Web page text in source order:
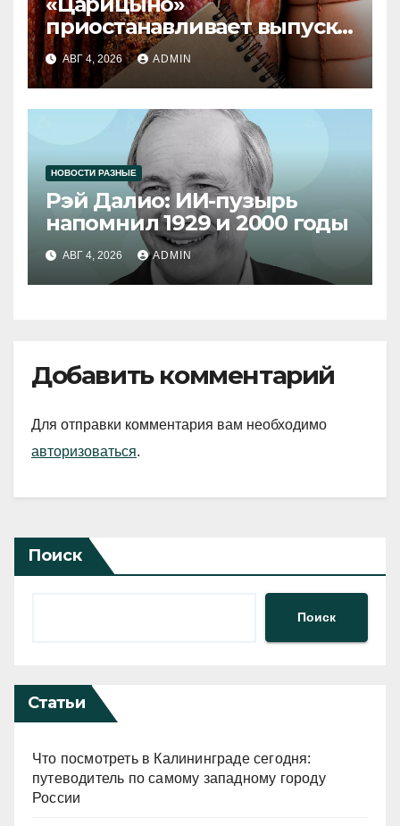
приостанавливает выпуск
продукции
АВГ 4, 2026 ADMIN
НОВОСТИ РАЗНЫЕ
Рэй Далио: ИИ-пузырь
напомнил 1929 и 2000 годы
АВГ 4, 2026 ADMIN
Добавить комментарий
Для отправки комментария вам необходимо
авторизоваться.
Поиск
Поиск
Статьи
Что посмотреть в Калининграде сегодня:
путеводитель по самому западному городу
России